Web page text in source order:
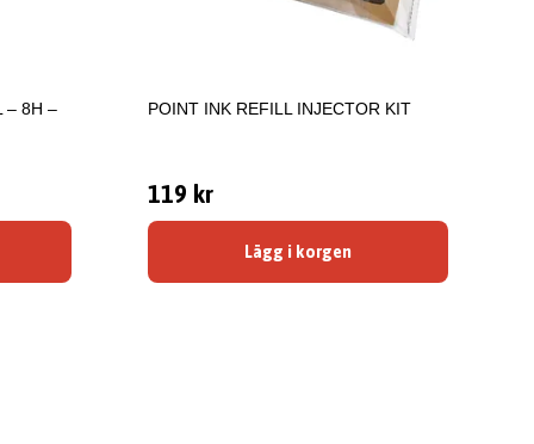
– 8H – POINT INK REFILL INJECTOR KIT
119 kr
Lägg i korgen